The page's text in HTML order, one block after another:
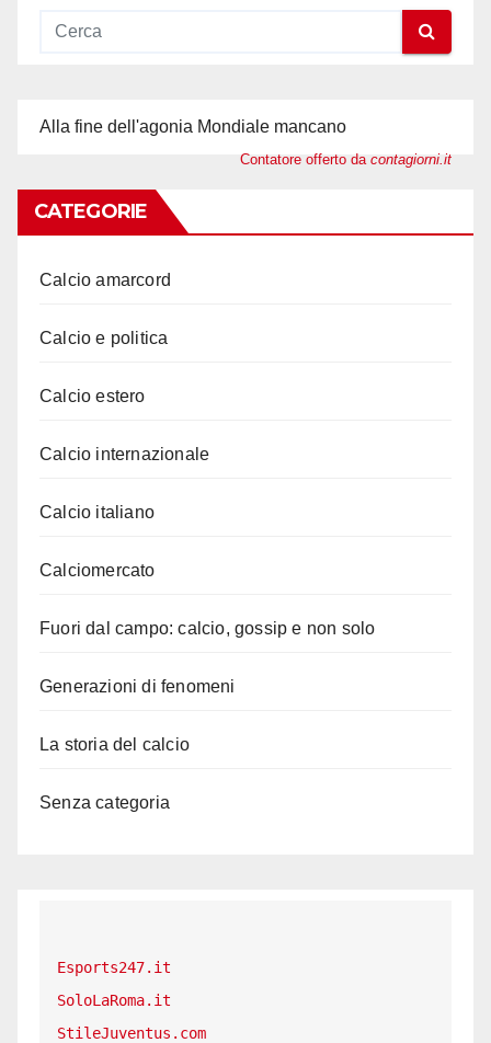
Alla fine dell'agonia Mondiale mancano
Contatore offerto da contagiorni.it
CATEGORIE
Calcio amarcord
Calcio e politica
Calcio estero
Calcio internazionale
Calcio italiano
Calciomercato
Fuori dal campo: calcio, gossip e non solo
Generazioni di fenomeni
La storia del calcio
Senza categoria
Esports247.it
SoloLaRoma.it
StileJuventus.com